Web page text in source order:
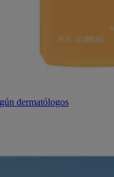
dermatólogos